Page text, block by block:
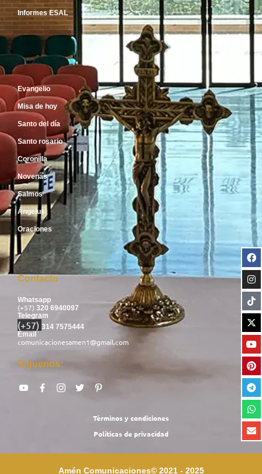
Informes ESAL
Inicio
Evangelio
Misa de hoy
Santo del día
Santo rosario
Coronilla
Novenas
Salmos
Ángelus
Oraciones
Contacto
Whatsapp
(+57) 320 6940097
Telegram
(+57) 314 7575444
Email
comunicacionesamen1@gmail.com
Síguenos:
Términos y condiciones
Políticas de privacidad
Amén Comunicaciones© 2021 - 2025